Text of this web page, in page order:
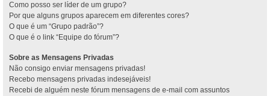
Como posso ser líder de um grupo?
Por que alguns grupos aparecem em diferentes cores?
O que é um “Grupo padrão”?
O que é o link “Equipe do fórum”?
Sobre as Mensagens Privadas
Não consigo enviar mensagens privadas!
Recebo mensagens privadas indesejáveis!
Recebi de alguém neste fórum mensagens de e-mail com assuntos